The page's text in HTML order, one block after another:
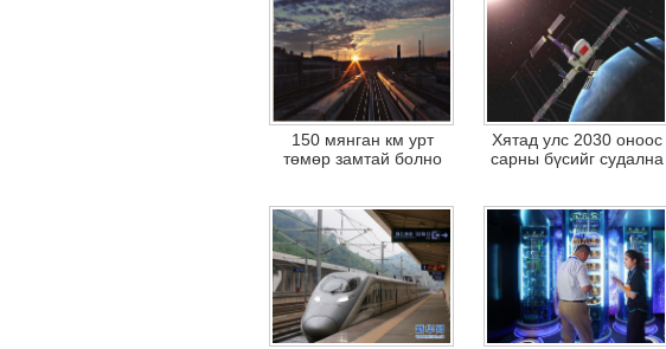
150 мянган км урт
төмөр замтай болно
Хятад улс 2030 оноос
сарны бүсийг судална